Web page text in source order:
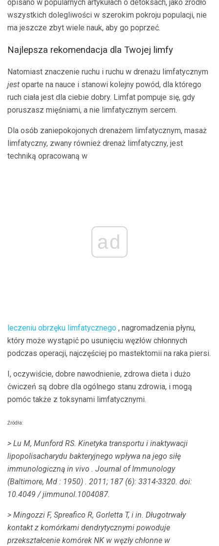
opisano w popularnych artykułach o detoksach, jako źródło
wszystkich dolegliwości w szerokim pokroju populacji, nie
ma jeszcze zbyt wiele nauk, aby go poprzeć.
Najlepsza rekomendacja dla Twojej limfy
Natomiast znaczenie ruchu i ruchu w drenażu limfatycznym
jest oparte na nauce i stanowi kolejny powód, dla którego
ruch ciała jest dla ciebie dobry. Limfat pompuje się, gdy
poruszasz mięśniami, a nie limfatycznym sercem.
Dla osób zaniepokojonych drenażem limfatycznym, masaż
limfatyczny, zwany również drenaż limfatyczny, jest
techniką opracowaną w
ad
leczeniu obrzęku limfatycznego , nagromadzenia płynu,
który może wystąpić po usunięciu węzłów chłonnych
podczas operacji, najczęściej po mastektomii na raka piersi.
I, oczywiście, dobre nawodnienie, zdrowa dieta i dużo
ćwiczeń są dobre dla ogólnego stanu zdrowia, i mogą
pomóc także z toksynami limfatycznymi.
Źródła:
> Lu M, Munford RS. Kinetyka transportu i inaktywacji
lipopolisacharydu bakteryjnego wpływa na jego siłę
immunologiczną in vivo . Journal of Immunology
(Baltimore, Md : 1950) . 2011; 187 (6): 3314-3320. doi:
10.4049 / jimmunol.1004087.
> Mingozzi F, Spreafico R, Gorletta T, i in. Długotrwały
kontakt z komórkami dendrytycznymi powoduje
przekształcenie komórek NK w węzły chłonne w